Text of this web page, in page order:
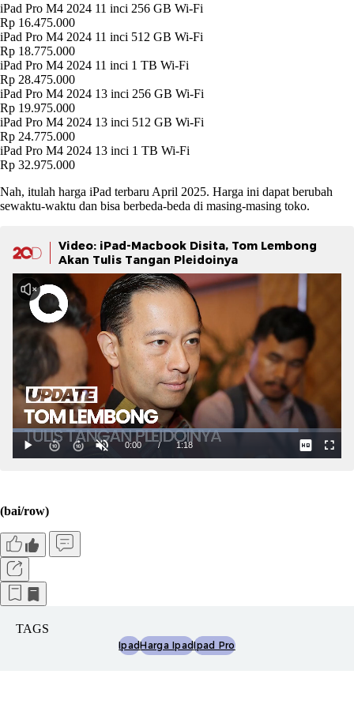
iPad Pro M4 2024 11 inci 256 GB Wi-Fi
Rp 16.475.000
iPad Pro M4 2024 11 inci 512 GB Wi-Fi
Rp 18.775.000
iPad Pro M4 2024 11 inci 1 TB Wi-Fi
Rp 28.475.000
iPad Pro M4 2024 13 inci 256 GB Wi-Fi
Rp 19.975.000
iPad Pro M4 2024 13 inci 512 GB Wi-Fi
Rp 24.775.000
iPad Pro M4 2024 13 inci 1 TB Wi-Fi
Rp 32.975.000
Nah, itulah harga iPad terbaru April 2025. Harga ini dapat berubah
sewaktu-waktu dan bisa berbeda-beda di masing-masing toko.
Video: iPad-Macbook Disita, Tom Lembong
Akan Tulis Tangan Pleidoinya
(bai/row)
TAGS
IpadHarga IpadIpad Pro